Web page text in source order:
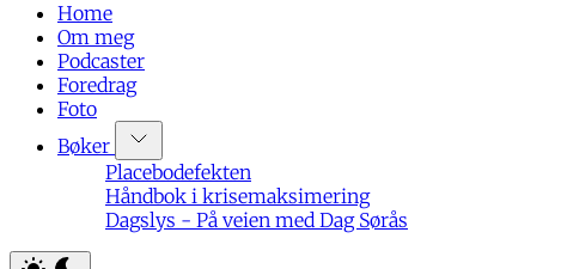
Home
Om meg
Podcaster
Foredrag
Foto
Bøker
Placebodefekten
Håndbok i krisemaksimering
Dagslys - På veien med Dag Sørås